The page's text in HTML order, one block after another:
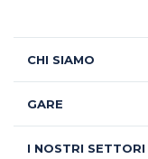
CHI SIAMO
GARE
I NOSTRI SETTORI